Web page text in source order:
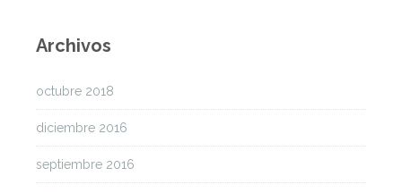
Archivos
octubre 2018
diciembre 2016
septiembre 2016